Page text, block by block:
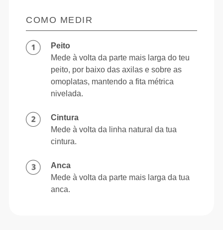
COMO MEDIR
Peito
Mede à volta da parte mais larga do teu
peito, por baixo das axilas e sobre as
omoplatas, mantendo a fita métrica
nivelada.
Cintura
Mede à volta da linha natural da tua
cintura.
Anca
Mede à volta da parte mais larga da tua
anca.